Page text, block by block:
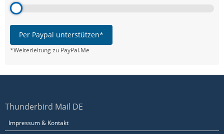
Per Paypal unterstützen*
*Weiterleitung zu PayPal.Me
Thunderbird Mail DE
Impressum & Kontakt